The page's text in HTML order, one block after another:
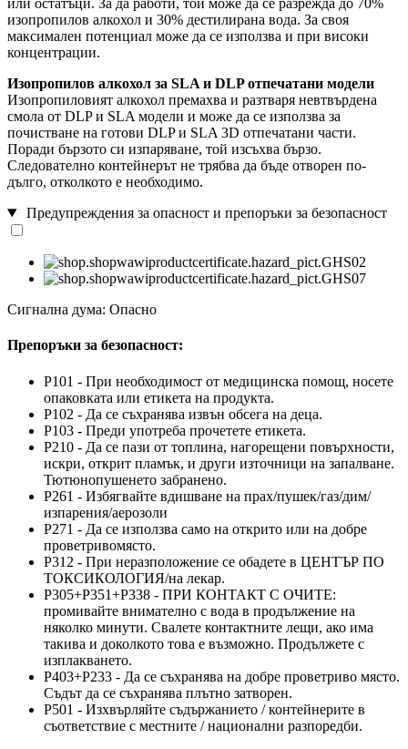
или остатъци. За да работи, той може да се разрежда до 70%
изопропилов алкохол и 30% дестилирана вода. За своя
максимален потенциал може да се използва и при високи
концентрации.
Изопропилов алкохол за SLA и DLP отпечатани модели
Изопропиловият алкохол премахва и разтваря невтвърдена
смола от DLP и SLA модели и може да се използва за
почистване на готови DLP и SLA 3D отпечатани части.
Поради бързото си изпаряване, той изсъхва бързо.
Следователно контейнерът не трябва да бъде отворен по-
дълго, отколкото е необходимо.
Предупреждения за опасност и препоръки за безопасност
Сигнална дума: Опасно
Препоръки за безопасност:
P101 - При необходимост от медицинска помощ, носете
опаковката или етикета на продукта.
P102 - Да се съхранява извън обсега на деца.
P103 - Преди употреба прочетете етикета.
P210 - Да се пази от топлина, нагорещени повърхности,
искри, открит пламък, и други източници на запалване.
Тютюнопушенето забранено.
P261 - Избягвайте вдишване на прах/пушек/газ/дим/
изпарения/аерозоли
P271 - Да се използва само на открито или на добре
проветривомясто.
P312 - При неразположение се обадете в ЦЕНТЪР ПО
ТОКСИКОЛОГИЯ/на лекар.
P305+P351+P338 - ПРИ КОНТАКТ С ОЧИТЕ:
промивайте внимателно с вода в продължение на
няколко минути. Свалете контактните лещи, ако има
такива и доколкото това е възможно. Продължете с
изплакването.
P403+P233 - Да се съхранява на добре проветриво място.
Съдът да се съхранява плътно затворен.
P501 - Изхвърляйте съдържанието / контейнерите в
съответствие с местните / национални разпоредби.